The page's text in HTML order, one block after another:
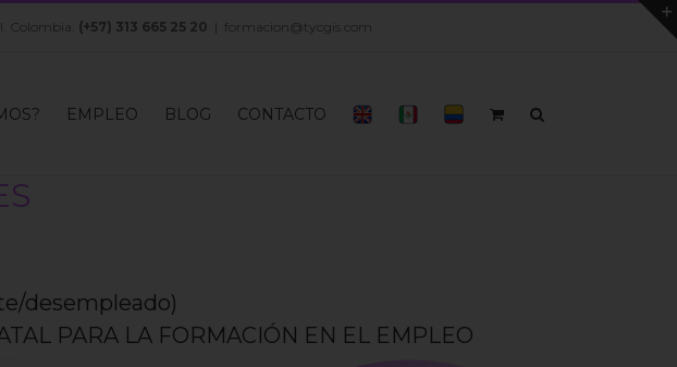
Colombia: (+57) 313 665 25 20 | formacion@tycgis.com
EMPLEO BLOG CONTACTO
desempleado)
PARA LA FORMACIÓN EN EL EMPLEO